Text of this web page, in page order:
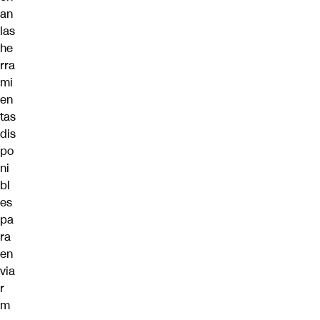
an
las
he
rra
mi
en
tas
dis
po
ni
bl
es
pa
ra
en
via
r
m